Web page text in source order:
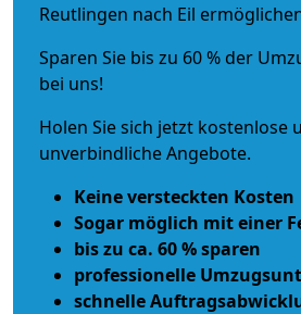
Reutlingen nach Eil
Sparen Sie bis zu 60 % der
bei uns!
Holen Sie sich jetzt kostenlose
unverbindliche Angebote.
Keine versteckten Kosten
Sogar möglich mit einer
bis zu ca. 60 % sparen
professionelle
schnelle